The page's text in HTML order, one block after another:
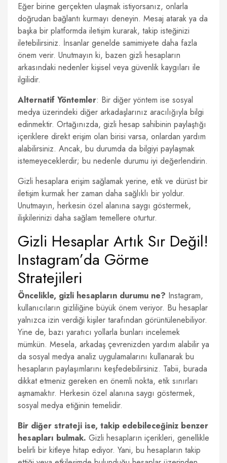
Eğer birine gerçekten ulaşmak istiyorsanız, onlarla
doğrudan bağlantı kurmayı deneyin. Mesaj atarak ya da
başka bir platformda iletişim kurarak, takip isteğinizi
iletebilirsiniz. İnsanlar genelde samimiyete daha fazla
önem verir. Unutmayın ki, bazen gizli hesapların
arkasındaki nedenler kişisel veya güvenlik kaygıları ile
ilgilidir.
Alternatif Yöntemler: Bir diğer yöntem ise sosyal
medya üzerindeki diğer arkadaşlarınız aracılığıyla bilgi
edinmektir. Ortağınızda, gizli hesap sahibinin paylaştığı
içeriklere direkt erişim olan birisi varsa, onlardan yardım
alabilirsiniz. Ancak, bu durumda da bilgiyi paylaşmak
istemeyeceklerdir; bu nedenle durumu iyi değerlendirin.
Gizli hesaplara erişim sağlamak yerine, etik ve dürüst bir
iletişim kurmak her zaman daha sağlıklı bir yoldur.
Unutmayın, herkesin özel alanına saygı göstermek,
ilişkilerinizi daha sağlam temellere oturtur.
Gizli Hesaplar Artık Sır Değil!
Instagram’da Görme
Stratejileri
Öncelikle, gizli hesapların durumu ne? Instagram,
kullanıcıların gizliliğine büyük önem veriyor. Bu hesaplar
yalnızca izin verdiği kişiler tarafından görüntülenebiliyor.
Yine de, bazı yaratıcı yollarla bunları incelemek
mümkün. Mesela, arkadaş çevrenizden yardım alabilir ya
da sosyal medya analiz uygulamalarını kullanarak bu
hesapların paylaşımlarını keşfedebilirsiniz. Tabii, burada
dikkat etmeniz gereken en önemli nokta, etik sınırları
aşmamaktır. Herkesin özel alanına saygı göstermek,
sosyal medya etiğinin temelidir.
Bir diğer strateji ise, takip edebileceğiniz benzer
hesapları bulmak. Gizli hesapların içerikleri, genellikle
belirli bir kitleye hitap ediyor. Yani, bu hesapların takip